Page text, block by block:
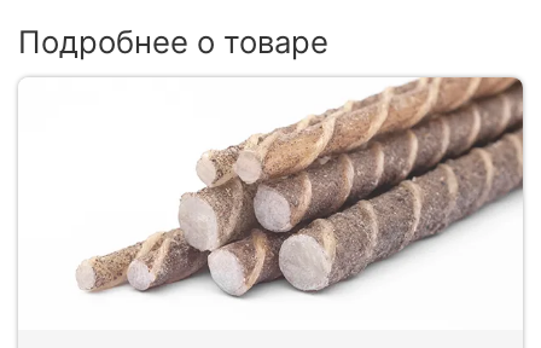
Подробнее о товаре